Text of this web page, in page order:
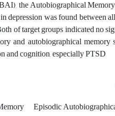
the Autobiographical
was found between
of target groups indicated no
and autobiographical memory
and cognition, especially PTSD
Episodic